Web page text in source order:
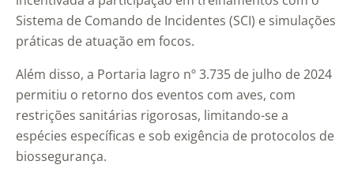
Sistema de Comando de Incidentes (SCI) e simulações
práticas de atuação em focos.
Além disso, a Portaria Iagro nº 3.735 de julho de 2024
permitiu o retorno dos eventos com aves, com
restrições sanitárias rigorosas, limitando-se a
espécies específicas e sob exigência de protocolos de
biossegurança.